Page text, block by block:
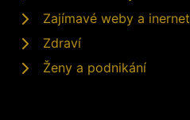
Zajímavé weby a inernet
Zdraví
Ženy a podnikání